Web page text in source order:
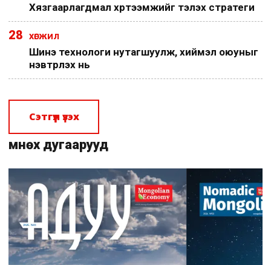
Хязгаарлагдмал хүртээмжийг тэлэх стратеги
28 ХӨГЖИЛ
Шинэ технологи нутагшуулж, хиймэл оюуныг
нэвтрүүлэх нь
Сэтгүүл үзэх
Өмнөх дугаарууд